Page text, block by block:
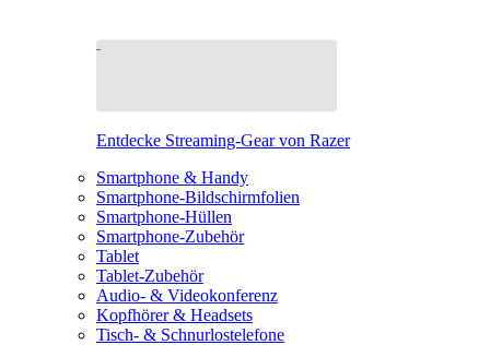
Entdecke Streaming-Gear von Razer
Smartphone & Handy
Smartphone-Bildschirmfolien
Smartphone-Hüllen
Smartphone-Zubehör
Tablet
Tablet-Zubehör
Audio- & Videokonferenz
Kopfhörer & Headsets
Tisch- & Schnurlostelefone